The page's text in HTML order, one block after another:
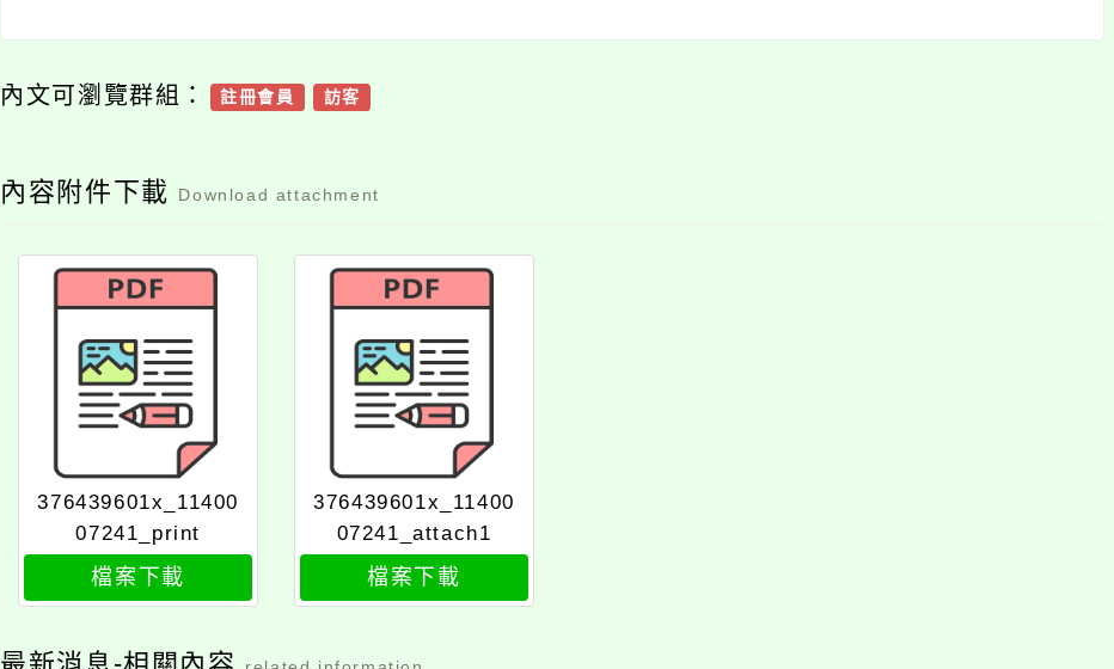
內文可瀏覽群組： 註冊會員 訪客
內容附件下載 Download attachment
376439601x_11400
07241_print
檔案下載
376439601x_11400
07241_attach1
檔案下載